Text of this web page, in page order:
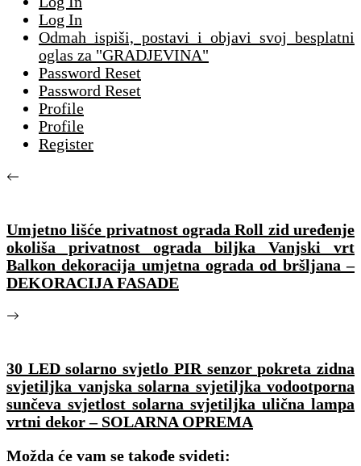
Log In
Odmah ispiši, postavi i objavi svoj besplatni
oglas za "GRADJEVINA"
Password Reset
Password Reset
Profile
Profile
Register
Umjetno lišće privatnost ograda Roll zid uređenje
okoliša privatnost ograda biljka Vanjski vrt
Balkon dekoracija umjetna ograda od bršljana –
DEKORACIJA FASADE
30 LED solarno svjetlo PIR senzor pokreta zidna
svjetiljka vanjska solarna svjetiljka vodootporna
sunčeva svjetlost solarna svjetiljka ulična lampa
vrtni dekor – SOLARNA OPREMA
Možda će vam se takođe svideti: